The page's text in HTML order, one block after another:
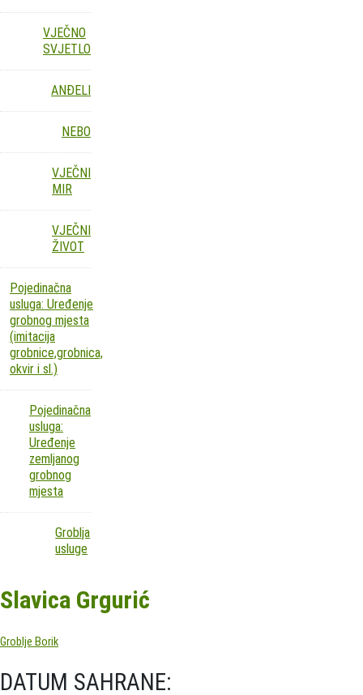
VJEČNO
SVJETLO
ANĐELI
NEBO
VJEČNI
MIR
VJEČNI
ŽIVOT
Pojedinačna
usluga: Uređenje
grobnog mjesta
(imitacija
grobnice,grobnica,
okvir i sl.)
Pojedinačna
usluga:
Uređenje
zemljanog
grobnog
mjesta
Groblja
usluge
Slavica Grgurić
Groblje Borik
DATUM SAHRANE: